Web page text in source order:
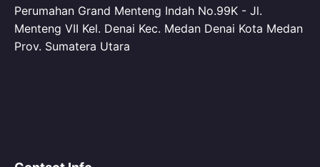
Perumahan Grand Menteng Indah No.99K - Jl.
Menteng VII Kel. Denai Kec. Medan Denai Kota Medan
Prov. Sumatera Utara